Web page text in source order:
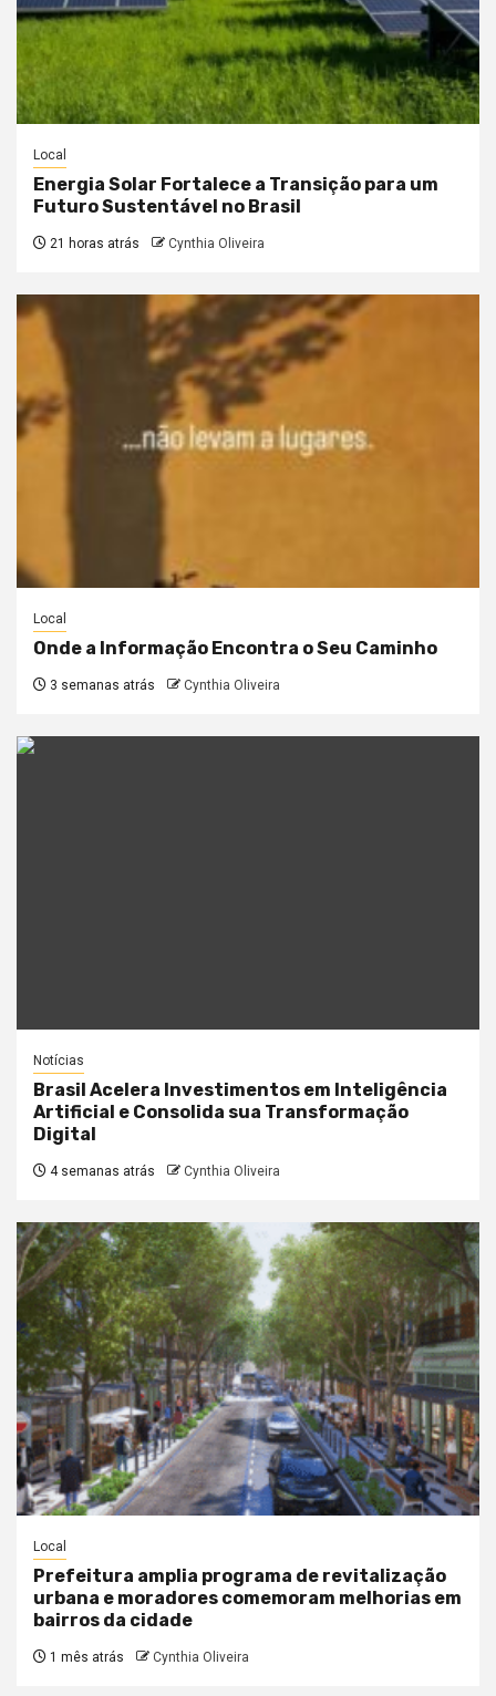
Local
Energia Solar Fortalece a Transição para um
Futuro Sustentável no Brasil
21 horas atrás Cynthia Oliveira
Local
Onde a Informação Encontra o Seu Caminho
3 semanas atrás Cynthia Oliveira
Notícias
Brasil Acelera Investimentos em Inteligência
Artificial e Consolida sua Transformação
Digital
4 semanas atrás Cynthia Oliveira
Local
Prefeitura amplia programa de revitalização
urbana e moradores comemoram melhorias em
bairros da cidade
1 mês atrás Cynthia Oliveira